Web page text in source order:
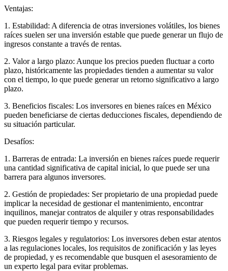
Ventajas:
1. Estabilidad: A diferencia de otras inversiones volátiles, los bienes
raíces suelen ser una inversión estable que puede generar un flujo de
ingresos constante a través de rentas.
2. Valor a largo plazo: Aunque los precios pueden fluctuar a corto
plazo, históricamente las propiedades tienden a aumentar su valor
con el tiempo, lo que puede generar un retorno significativo a largo
plazo.
3. Beneficios fiscales: Los inversores en bienes raíces en México
pueden beneficiarse de ciertas deducciones fiscales, dependiendo de
su situación particular.
Desafíos:
1. Barreras de entrada: La inversión en bienes raíces puede requerir
una cantidad significativa de capital inicial, lo que puede ser una
barrera para algunos inversores.
2. Gestión de propiedades: Ser propietario de una propiedad puede
implicar la necesidad de gestionar el mantenimiento, encontrar
inquilinos, manejar contratos de alquiler y otras responsabilidades
que pueden requerir tiempo y recursos.
3. Riesgos legales y regulatorios: Los inversores deben estar atentos
a las regulaciones locales, los requisitos de zonificación y las leyes
de propiedad, y es recomendable que busquen el asesoramiento de
un experto legal para evitar problemas.